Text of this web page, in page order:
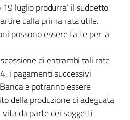
luglio produrra’ il suddetto
dalla prima rata utile.
possono essere fatte per la
di entrambi tali rate
i pagamenti successivi
e potranno essere
della produzione di adeguata
vita da parte dei soggetti